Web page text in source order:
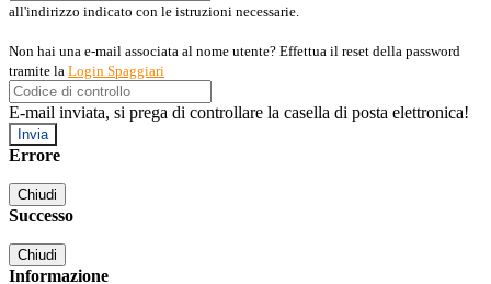
all'indirizzo indicato con le istruzioni necessarie.
Non hai una e-mail associata al nome utente? Effettua il reset della password
tramite la Login Spaggiari
E-mail inviata, si prega di controllare la casella di posta elettronica!
Errore
Chiudi
Successo
Chiudi
Informazione